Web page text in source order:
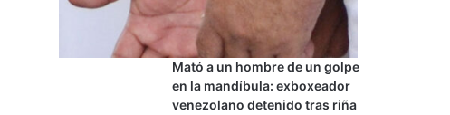
Mató a un hombre de un golpe
en la mandíbula: exboxeador
venezolano detenido tras riña